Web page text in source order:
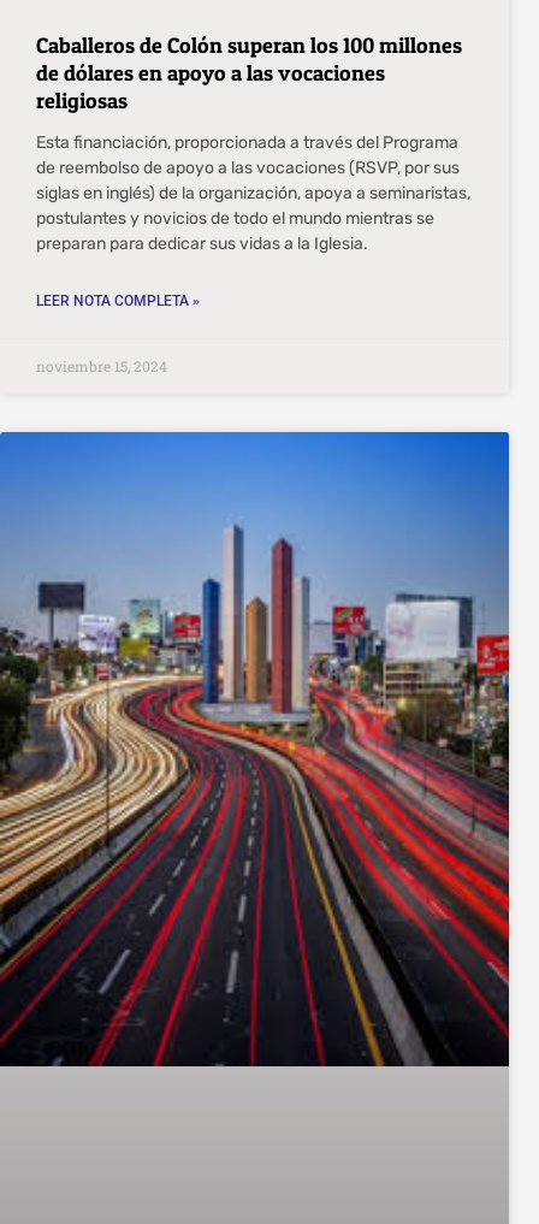
Caballeros de Colón superan los 100 millones
de dólares en apoyo a las vocaciones
religiosas
Esta financiación, proporcionada a través del Programa
de reembolso de apoyo a las vocaciones (RSVP, por sus
siglas en inglés) de la organización, apoya a seminaristas,
postulantes y novicios de todo el mundo mientras se
preparan para dedicar sus vidas a la Iglesia.
LEER NOTA COMPLETA »
noviembre 15, 2024